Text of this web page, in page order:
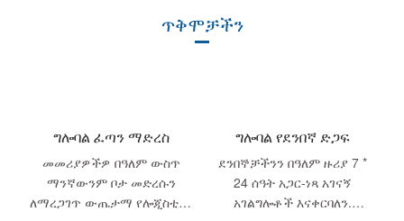
ጥቅሞቻችን
ግሎባል ፈጣን ማድረስ
መመሪያዎችዎ በዓለም ውስጥ
ማንኛውንም ቦታ መድረሱን
ለማረጋገጥ ውጤታማ የሎጂስቲክስ
ግሎባል የደንበኛ ድጋፍ
ደንበኞቻችንን በዓለም ዙሪያ 7 *
24 ሰዓት አጋር-ነጻ አገናኝ
አገልግሎቶች እናቀርባለን.